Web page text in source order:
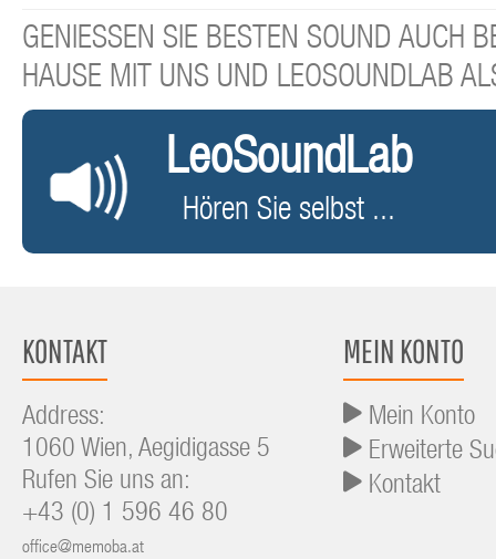
GENIESSEN SIE BESTEN SOUND AUCH
HAUSE MIT UNS UND LEOSOUNDLAB
LeoSoundLab
Hören Sie selbst ...
KONTAKT
Address:
1060 Wien, Aegidigasse 5
Rufen Sie uns an:
+43 (0) 1 596 46 80
office@memoba.at
MEIN KONTO
Mein Konto
Erweiterte
Kontakt